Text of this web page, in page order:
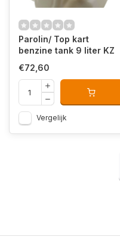
Parolin/ Top kart
benzine tank 9 liter KZ
€72,60
Vergelijk